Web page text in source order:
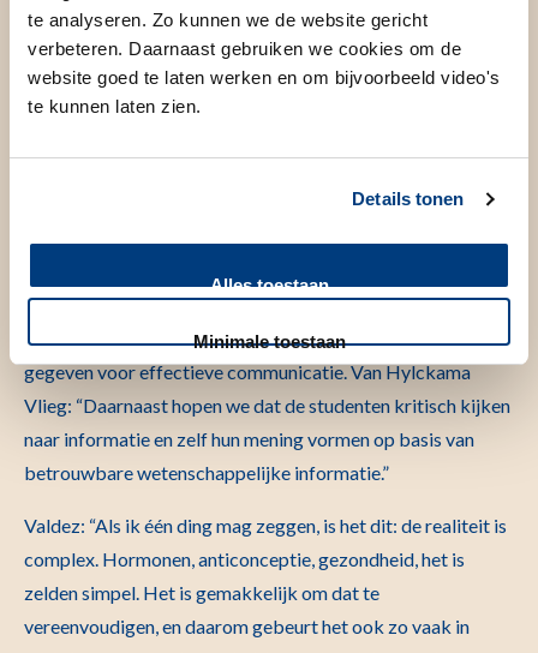
te analyseren. Zo kunnen we de website gericht
verbeteren. Daarnaast gebruiken we cookies om de
website goed te laten werken en om bijvoorbeeld video's
te kunnen laten zien.
Details tonen
Alles toestaan
Minimale toestaan
het vak. Van Hylckama Vlieg: “Vooral het vakoverstijgende
karakter maakte het een mooi vak voor een brede groep
aan studenten. Ook de docenten hadden verschillende
achtergronden. De combinatie van een docent van
we hebben met veel plezier samengewerkt.”
De docenten hopen dat ze met dit vak studenten aan het
denken hebben gezet en vooral handvatten hebben
gegeven voor effectieve communicatie. Van Hylckama
Vlieg: “Daarnaast hopen we dat de studenten kritisch kijken
naar informatie en zelf hun mening vormen op basis van
betrouwbare wetenschappelijke informatie.”
Valdez: “Als ik één ding mag zeggen, is het dit: de realiteit is
complex. Hormonen, anticonceptie, gezondheid, het is
zelden simpel. Het is gemakkelijk om dat te
vereenvoudigen, en daarom gebeurt het ook zo vaak in